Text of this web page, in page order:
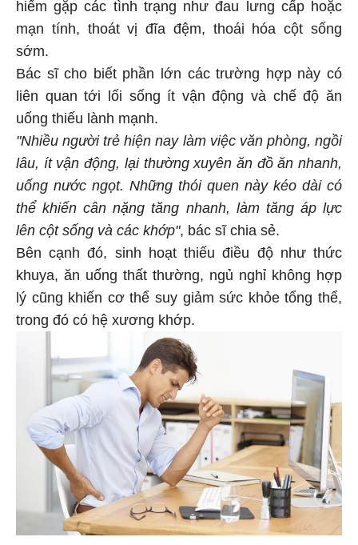
hiếm gặp các tình trạng như đau lưng cấp hoặc
mạn tính, thoát vị đĩa đệm, thoái hóa cột sống
sớm.
Bác sĩ cho biết phần lớn các trường hợp này có
liên quan tới lối sống ít vận động và chế độ ăn
uống thiếu lành mạnh.
"Nhiều người trẻ hiện nay làm việc văn phòng, ngồi
lâu, ít vận động, lại thường xuyên ăn đồ ăn nhanh,
uống nước ngọt. Những thói quen này kéo dài có
thể khiến cân nặng tăng nhanh, làm tăng áp lực
lên cột sống và các khớp", bác sĩ chia sẻ.
Bên cạnh đó, sinh hoạt thiếu điều độ như thức
khuya, ăn uống thất thường, ngủ nghỉ không hợp
lý cũng khiến cơ thể suy giảm sức khỏe tổng thể,
trong đó có hệ xương khớp.